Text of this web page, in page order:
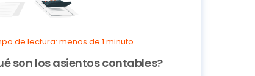
de lectura: menos de 1 minuto
son los asientos contables?